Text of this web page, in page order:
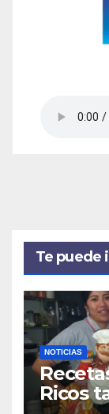
Te puede
NOTICIAS
Ricos